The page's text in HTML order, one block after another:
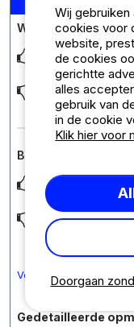
Waardering van de
Lage am Meer
Der Platz hatte
so dass es absolut
Beoordeling van de
Nettes Personal,
Die Sanitäranlagen
sein. Wobei da
Vertaal de
Gedetailleerde
Doorgaan
Wij
cookies voor
website,
de cookies
gerichtte
alles
gebruik van
in de cookie
Klik hier voor